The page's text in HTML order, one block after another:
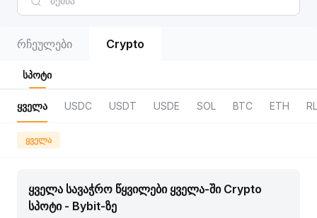
რჩეულები Crypto
სპოტი
ყველა USDC USDT USDE SOL BTC ETH
ყველა
ყველა სავაჭრო წყვილები ყველა-ში Crypto
სპოტი - Bybit-ზე